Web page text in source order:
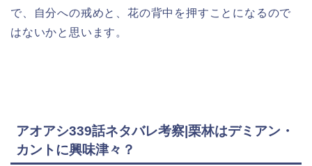
で、自分への戒めと、花の背中を押すことになるので
はないかと思います。
アオアシ339話ネタバレ考察|栗林はデミアン・
カントに興味津々？